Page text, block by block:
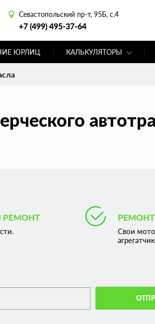
Севастопольский пр-т, 95Б, с.4
+7 (499) 495-37-64
ЮРЛИЦ КАЛЬКУЛЯТОРЫ
РЕМОНТ
Свои